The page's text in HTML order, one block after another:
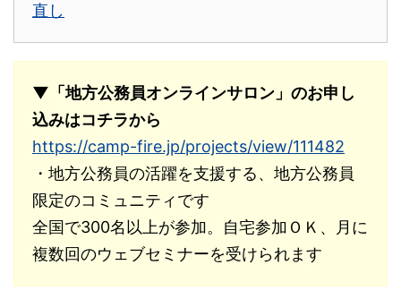
直し
▼「地方公務員オンラインサロン」のお申し
込みはコチラから
https://camp-fire.jp/projects/view/111482
・地方公務員の活躍を支援する、地方公務員
限定のコミュニティです
全国で300名以上が参加。自宅参加ＯＫ、月に
複数回のウェブセミナーを受けられます